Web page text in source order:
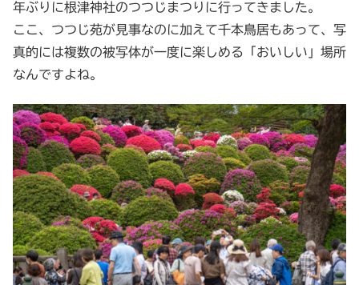
年ぶりに根津神社のつつじまつりに行ってきました。
ここ、つつじ苑が見事なのに加えて千本鳥居もあって、写
真的には複数の被写体が一度に楽しめる「おいしい」場所
なんですよね。